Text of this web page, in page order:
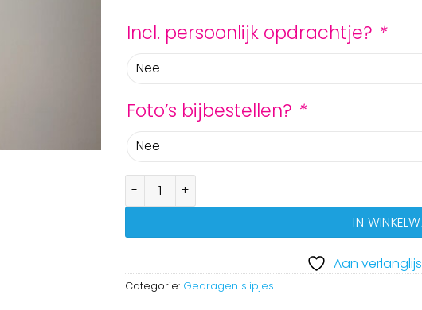
Incl. persoonlijk opdrachtje? *
Foto’s bijbestellen? *
Gedragen slip met veel kant aantal
IN
Aan
Categorie: Gedragen slipjes